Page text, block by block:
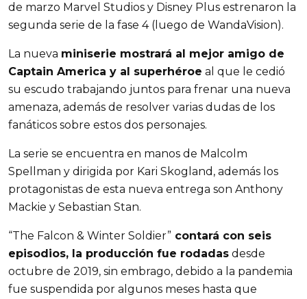
de marzo Marvel Studios y Disney Plus estrenaron la
segunda serie de la fase 4 (luego de WandaVision).
La nueva miniserie mostrará al mejor amigo de
Captain America y al superhéroe al que le cedió
su escudo trabajando juntos para frenar una nueva
amenaza, además de resolver varias dudas de los
fanáticos sobre estos dos personajes.
La serie se encuentra en manos de Malcolm
Spellman y dirigida por Kari Skogland, además los
protagonistas de esta nueva entrega son Anthony
Mackie y Sebastian Stan.
“The Falcon & Winter Soldier” contará con seis
episodios, la producción fue rodadas desde
octubre de 2019, sin embrago, debido a la pandemia
fue suspendida por algunos meses hasta que